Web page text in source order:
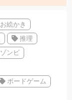
お絵かき
推理
ゾンビ
ボードゲーム